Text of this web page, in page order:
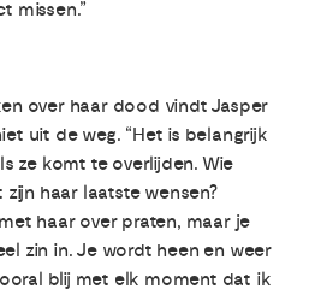
missen.”
over haar dood vindt Jasper
uit de weg. “Het is belangrijk
ze komt te overlijden. Wie
haar laatste wensen?
haar over praten, maar je
zin in. Je wordt heen en weer
blij met elk moment dat ik